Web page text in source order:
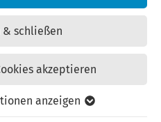
schließen
akzeptieren
anzeigen
wir auch das Jahr 2025
Thüringen (Helaba),
der gegenwärtigen
wird er Auswirkungen